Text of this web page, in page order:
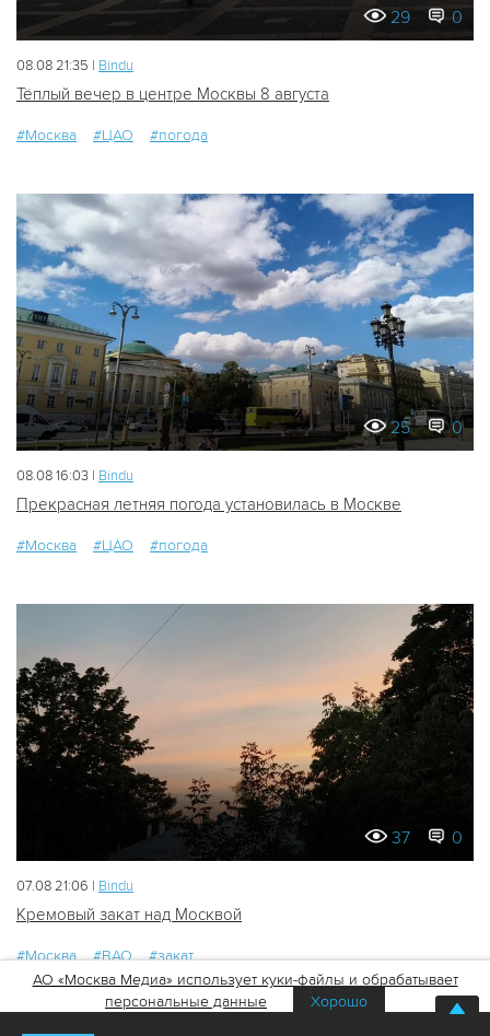
29 0
08.08 21:35 | Bindu
Тёплый вечер в центре Москвы 8 августа
#Москва #ЦАО #погода
25 0
08.08 16:03 | Bindu
Прекрасная летняя погода установилась в Москве
#Москва #ЦАО #погода
37 0
07.08 21:06 | Bindu
Кремовый закат над Москвой
#Москва #ВАО
#закат
АО «Москва Медиа» использует куки-файлы и обрабатывает
персональные данные
Хорошо